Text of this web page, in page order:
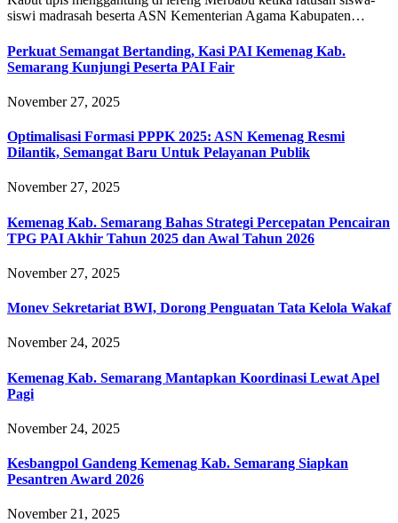
siswi madrasah beserta ASN Kementerian Agama Kabupaten…
Perkuat Semangat Bertanding, Kasi PAI Kemenag Kab.
Semarang Kunjungi Peserta PAI Fair
November 27, 2025
Optimalisasi Formasi PPPK 2025: ASN Kemenag Resmi
Dilantik, Semangat Baru Untuk Pelayanan Publik
November 27, 2025
Kemenag Kab. Semarang Bahas Strategi Percepatan Pencairan
TPG PAI Akhir Tahun 2025 dan Awal Tahun 2026
November 27, 2025
Monev Sekretariat BWI, Dorong Penguatan Tata Kelola Wakaf
November 24, 2025
Kemenag Kab. Semarang Mantapkan Koordinasi Lewat Apel
Pagi
November 24, 2025
Kesbangpol Gandeng Kemenag Kab. Semarang Siapkan
Pesantren Award 2026
November 21, 2025